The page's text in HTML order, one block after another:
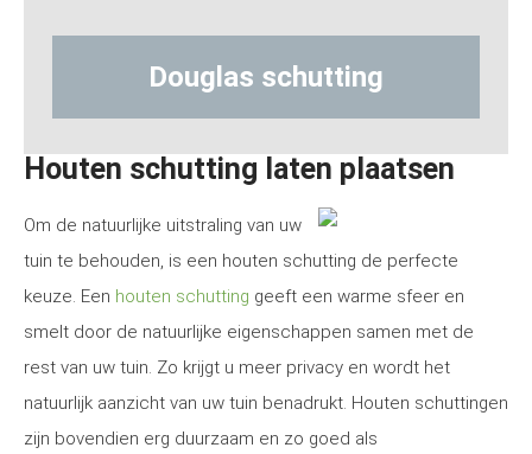
Douglas schutting
Houten schutting laten plaatsen
Om de natuurlijke uitstraling van uw
tuin te behouden, is een houten schutting de perfecte
keuze. Een houten schutting geeft een warme sfeer en
smelt door de natuurlijke eigenschappen samen met de
rest van uw tuin. Zo krijgt u meer privacy en wordt het
natuurlijk aanzicht van uw tuin benadrukt. Houten schuttingen
zijn bovendien erg duurzaam en zo goed als